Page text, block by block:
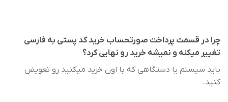
چرا در قسمت پرداخت صورتحساب خرید کد پستی به فارسی
تغییر میکنه و نمیشه خرید رو نهایی کرد؟
باید سیستم یا دستگاهی که با اون خرید میکنید رو تعویض
کنید.